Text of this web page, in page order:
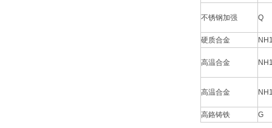
不锈钢加强 Q
硬质合金
高温合金
高温合金
高鉻铸铁 G